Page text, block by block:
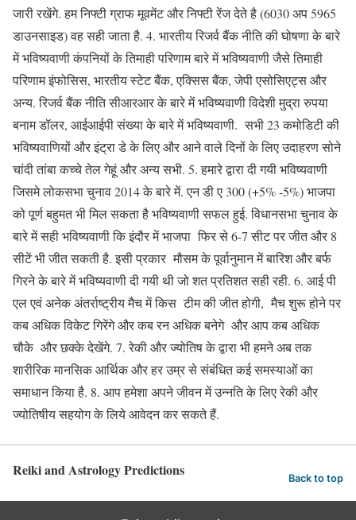
जारी रखेंगे. हम निफ्टी ग्राफ मूवमेंट और निफ्टी रेंज देते है (6030 अप 5965
डाउनसाइड) वह सही जाता है. 4. भारतीय रिजर्व बैंक नीति की घोषणा के बारे
में भविष्यवाणी कंपनियों के तिमाही परिणाम बारे में भविष्यवाणी जैसे तिमाही
परिणाम इंफोसिस, भारतीय स्टेट बैंक, एक्सिस बैंक, जेपी एसोसिएट्स और
अन्य. रिजर्व बैंक नीति सीआरआर के बारे में भविष्यवाणी विदेशी मुद्रा रुपया
बनाम डॉलर, आईआईपी संख्या के बारे में भविष्यवाणी. सभी 23 कमोडिटी की
भविष्यवाणियों और इंट्रा डे के लिए और आने वाले दिनों के लिए उदाहरण सोने
चांदी तांबा कच्चे तेल गेहूं और अन्य सभी. 5. हमारे द्वारा दी गयी भविष्यवाणी
जिसमे लोकसभा चुनाव 2014 के बारे में. एन डी ए 300 (+5% -5%) भाजपा
को पूर्ण बहुमत भी मिल सकता है भविष्यवाणी सफल हुई. विधानसभा चुनाव के
बारे में सही भविष्यवाणी कि इंदौर में भाजपा फिर से 6-7 सीट पर जीत और 8
सीटें भी जीत सकती है. इसी प्रकार मौसम के पूर्वानुमान में बारिश और बर्फ
गिरने के बारे में भविष्यवाणी दी गयी थी जो शत प्रतिशत सही रही. 6. आई पी
एल एवं अनेक अंतर्राष्ट्रीय मैच में किस टीम की जीत होगी, मैच शुरू होने पर
कब अधिक विकेट गिरेंगे और कब रन अधिक बनेगे और आप कब अधिक
चौके और छक्के देखेंगे. 7. रेकी और ज्योतिष के द्वारा भी हमने अब तक
शारीरिक मानसिक आर्थिक और हर उम्र से संबंधित कई समस्याओं का
समाधान किया है. 8. आप हमेशा अपने जीवन में उन्नति के लिए रेकी और
ज्योतिषीय सहयोग के लिये आवेदन कर सकते हैं.
Reiki and Astrology Predictions Back to top